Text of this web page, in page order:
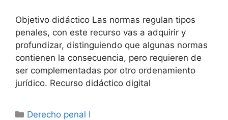
Objetivo didáctico Las normas regulan tipos
penales, con este recurso vas a adquirir y
profundizar, distinguiendo que algunas normas
contienen la consecuencia, pero requieren de
ser complementadas por otro ordenamiento
jurídico. Recurso didáctico digital
Categorías
Derecho penal I